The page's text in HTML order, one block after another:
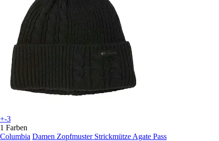
+-3
1 Farben
Columbia Damen Zopfmuster Strickmütze Agate Pass